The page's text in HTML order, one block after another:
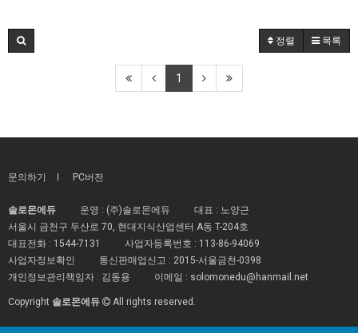
정렬 목록
1
문의하기 PC버전
솔로몬에듀 운영 : (주)솔로몬에듀
대표 : 노양근
서울시 금천구 두산로 70, 현대지식산업센터 A동 T-204호
대표전화 : 1544-7131 사업자등록번호 : 113-86-94069
사업자정보확인
통신판매업신고 : 2015-서울금천-0398
개인정보관리책임자 : 김동용
이메일 : solomonedu@hanmail.net
Copyright 솔로몬에듀 All rights reserved.